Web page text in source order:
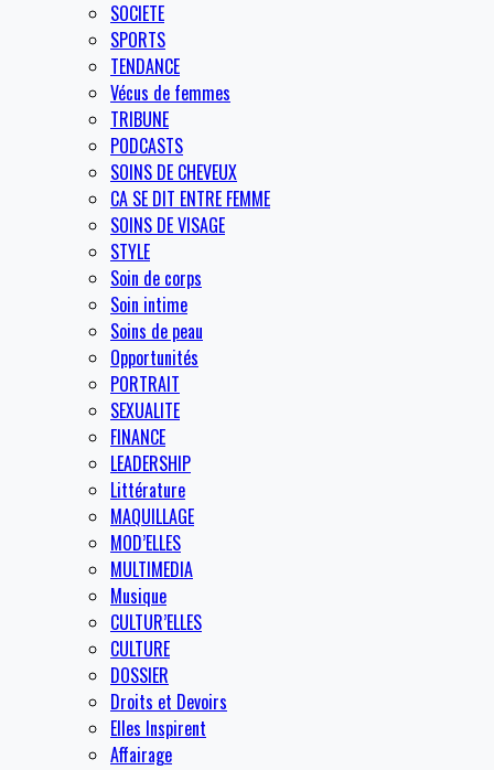
SOCIETE
SPORTS
TENDANCE
Vécus de femmes
TRIBUNE
PODCASTS
SOINS DE CHEVEUX
CA SE DIT ENTRE FEMME
SOINS DE VISAGE
STYLE
Soin de corps
Soin intime
Soins de peau
Opportunités
PORTRAIT
SEXUALITE
FINANCE
LEADERSHIP
Littérature
MAQUILLAGE
MOD’ELLES
MULTIMEDIA
Musique
CULTUR’ELLES
CULTURE
DOSSIER
Droits et Devoirs
Elles Inspirent
Affairage